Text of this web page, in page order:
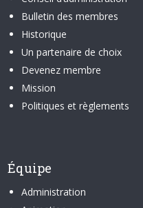
Bulletin des membres
Historique
Un partenaire de choix
Devenez membre
Mission
Politiques et règlements
Équipe
Administration